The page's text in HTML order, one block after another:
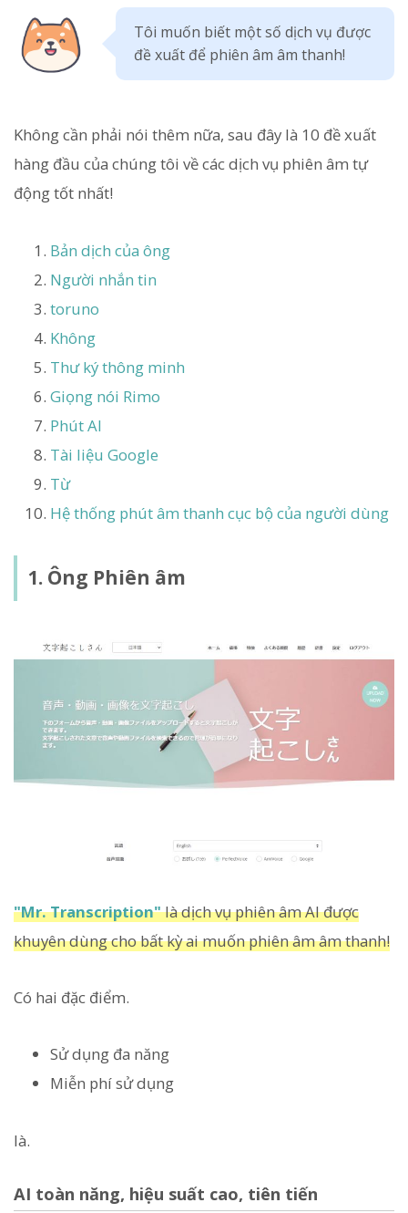
Tôi muốn biết một số dịch vụ được
đề xuất để phiên âm âm thanh!
Không cần phải nói thêm nữa, sau đây là 10 đề xuất
hàng đầu của chúng tôi về các dịch vụ phiên âm tự
động tốt nhất!
Bản dịch của ông
Người nhắn tin
toruno
Không
Thư ký thông minh
Giọng nói Rimo
Phút AI
Tài liệu Google
Từ
Hệ thống phút âm thanh cục bộ của người dùng
1. Ông Phiên âm
"Mr. Transcription"là dịch vụ phiên âm AI được
khuyên dùng cho bất kỳ ai muốn phiên âm âm thanh!
Có hai đặc điểm.
Sử dụng đa năng
Miễn phí sử dụng
là.
AI toàn năng, hiệu suất cao, tiên tiến